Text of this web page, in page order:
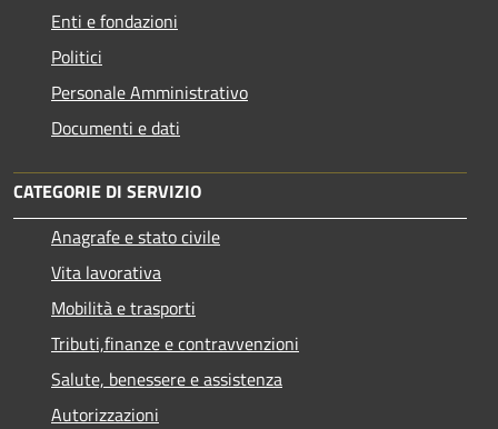
Enti e fondazioni
Politici
Personale Amministrativo
Documenti e dati
CATEGORIE DI SERVIZIO
Anagrafe e stato civile
Vita lavorativa
Mobilità e trasporti
Tributi,finanze e contravvenzioni
Salute, benessere e assistenza
Autorizzazioni